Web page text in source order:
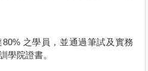
之學員，並通過筆試及實務
學院證書。